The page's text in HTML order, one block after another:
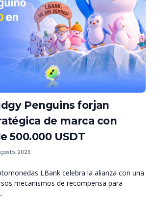
Penguins forjan
de marca con
500.000 USDT
2026
LBank celebra la alianza con una
mecanismos de recompensa para